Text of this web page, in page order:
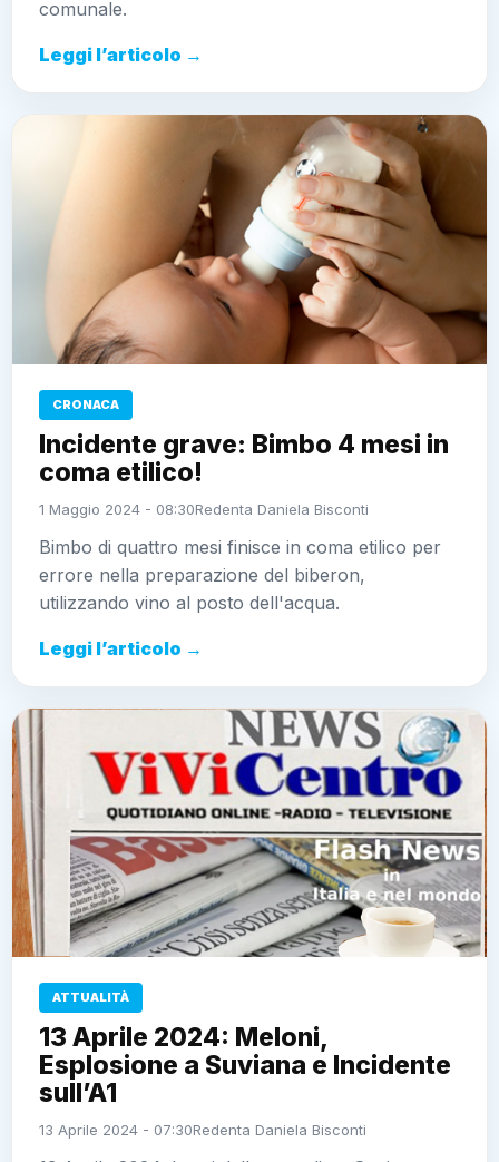
comunale.
Leggi l’articolo →
CRONACA
Incidente grave: Bimbo 4 mesi in
coma etilico!
1 Maggio 2024 - 08:30Redenta Daniela Bisconti
Bimbo di quattro mesi finisce in coma etilico per
errore nella preparazione del biberon,
utilizzando vino al posto dell'acqua.
Leggi l’articolo →
ATTUALITÀ
13 Aprile 2024: Meloni,
Esplosione a Suviana e Incidente
sull’A1
13 Aprile 2024 - 07:30Redenta Daniela Bisconti